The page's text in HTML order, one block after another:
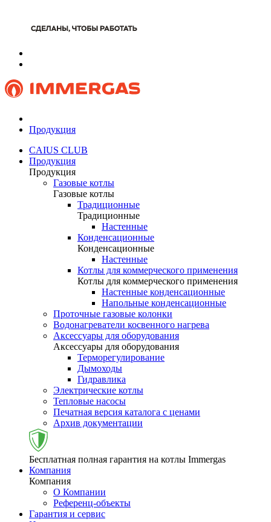
Продукция
CAIUS CLUB
Продукция
Продукция
Газовые котлы
Газовые котлы
Традиционные
Традиционные
Настенные
Конденсационные
Конденсационные
Настенные
Котлы для коммерческого применения
Котлы для коммерческого применения
Настенные конденсационные
Напольные конденсационные
Проточные газовые колонки
Водонагреватели косвенного нагрева
Аксессуары для оборудования
Аксессуары для оборудования
Терморегулирование
Дымоходы
Гидравлика
Электрические котлы
Тепловые насосы
Печатная версия каталога с ценами
Архив документации
Бесплатная полная гарантия на котлы Immergas
Компания
Компания
О Компании
Референц-объекты
Гарантия и сервис